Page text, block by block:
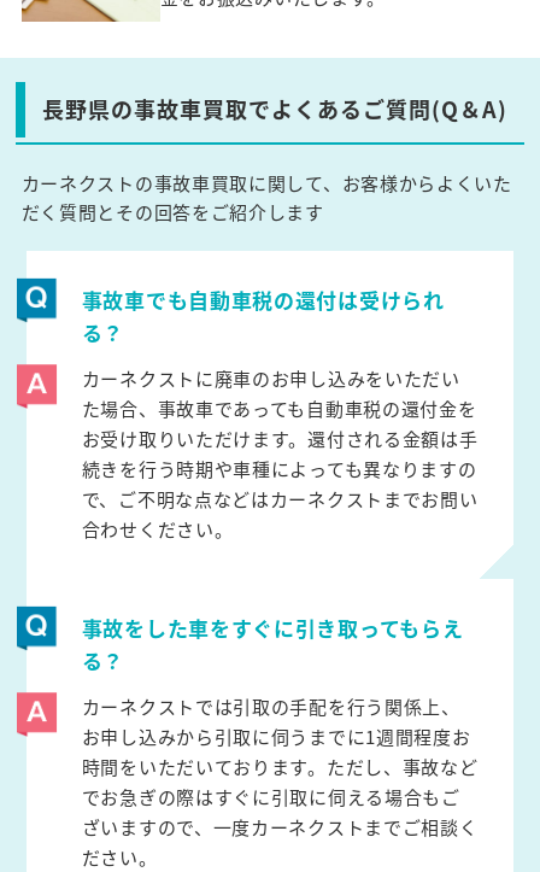
長野県の事故車買取でよくあるご質問(Q＆A)
カーネクストの事故車買取に関して、お客様からよくいた
だく質問とその回答をご紹介します
事故車でも自動車税の還付は受けられ
る？
カーネクストに廃車のお申し込みをいただい
た場合、事故車であっても自動車税の還付金を
お受け取りいただけます。還付される金額は手
続きを行う時期や車種によっても異なりますの
で、ご不明な点などはカーネクストまでお問い
合わせください。
事故をした車をすぐに引き取ってもらえ
る？
カーネクストでは引取の手配を行う関係上、
お申し込みから引取に伺うまでに1週間程度お
時間をいただいております。ただし、事故など
でお急ぎの際はすぐに引取に伺える場合もご
ざいますので、一度カーネクストまでご相談く
ださい。